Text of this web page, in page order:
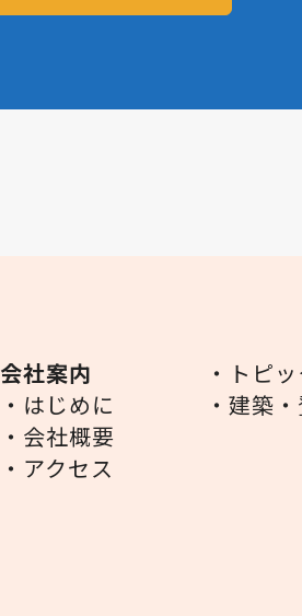
会社案内
・はじめに
・会社概要
・アクセス
・トピ
・建築